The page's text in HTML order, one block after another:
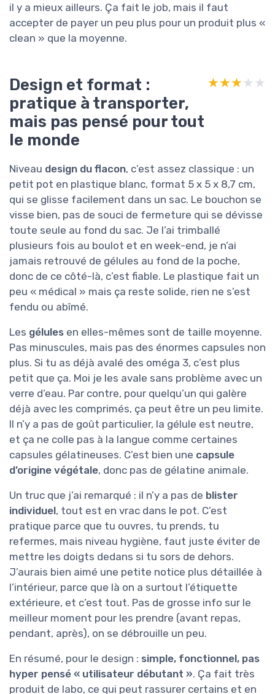
il y a mieux ailleurs. Ça fait le job, mais il faut
accepter de payer un peu plus pour un produit plus «
clean » que la moyenne.
Design et format :
pratique à transporter,
mais pas pensé pour tout
le monde
★★★★★
★★★★★
Niveau design du flacon, c’est assez classique : un
petit pot en plastique blanc, format 5 x 5 x 8,7 cm,
qui se glisse facilement dans un sac. Le bouchon se
visse bien, pas de souci de fermeture qui se dévisse
toute seule au fond du sac. Je l’ai trimballé
plusieurs fois au boulot et en week-end, je n’ai
jamais retrouvé de gélules au fond de la poche,
donc de ce côté-là, c’est fiable. Le plastique fait un
peu « médical » mais ça reste solide, rien ne s’est
fendu ou abîmé.
Les gélules en elles-mêmes sont de taille moyenne.
Pas minuscules, mais pas des énormes capsules non
plus. Si tu as déjà avalé des oméga 3, c’est plus
petit que ça. Moi je les avale sans problème avec un
verre d’eau. Par contre, pour quelqu’un qui galère
déjà avec les comprimés, ça peut être un peu limite.
Il n’y a pas de goût particulier, la gélule est neutre,
et ça ne colle pas à la langue comme certaines
capsules gélatineuses. C’est bien une capsule
d’origine végétale, donc pas de gélatine animale.
Un truc que j’ai remarqué : il n’y a pas de blister
individuel, tout est en vrac dans le pot. C’est
pratique parce que tu ouvres, tu prends, tu
refermes, mais niveau hygiène, faut juste éviter de
mettre les doigts dedans si tu sors de dehors.
J’aurais bien aimé une petite notice plus détaillée à
l’intérieur, parce que là on a surtout l’étiquette
extérieure, et c’est tout. Pas de grosse info sur le
meilleur moment pour les prendre (avant repas,
pendant, après), on se débrouille un peu.
En résumé, pour le design : simple, fonctionnel, pas
hyper pensé « utilisateur débutant ». Ça fait très
produit de labo, ce qui peut rassurer certains et en